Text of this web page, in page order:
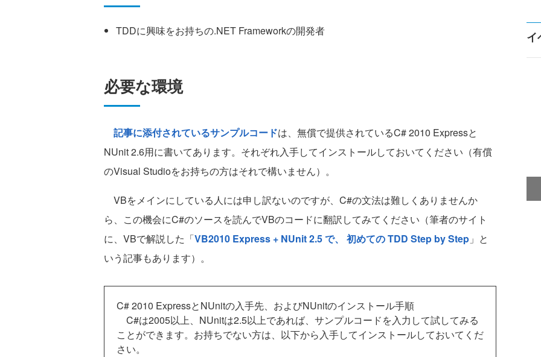
TDDに興味をお持ちの.NET Frameworkの開発者
必要な環境
記事に添付されているサンプルコードは、無償で提供されているC# 2010 Expressと
NUnit 2.6用に書いてあります。それぞれ入手してインストールしておいてください（有償
のVisual Studioをお持ちの方はそれで構いません）。
VBをメインにしている人には申し訳ないのですが、C#の文法は難しくありませんか
ら、この機会にC#のソースを読んでVBのコードに翻訳してみてください（筆者のサイト
に、VBで解説した「VB2010 Express + NUnit 2.5 で、 初めての TDD Step by Step 」と
いう記事もあります）。
C# 2010 ExpressとNUnitの入手先、およびNUnitのインストール手順
C#は2005以上、NUnitは2.5以上であれば、サンプルコードを入力して試してみる
ことができます。お持ちでない方は、以下から入手してインストールしておいてくだ
さい。
イ